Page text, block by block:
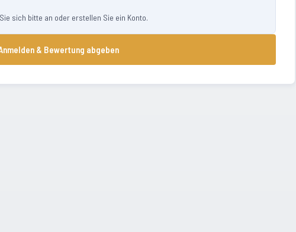
sich bitte an oder erstellen Sie ein Konto.
& Bewertung abgeben